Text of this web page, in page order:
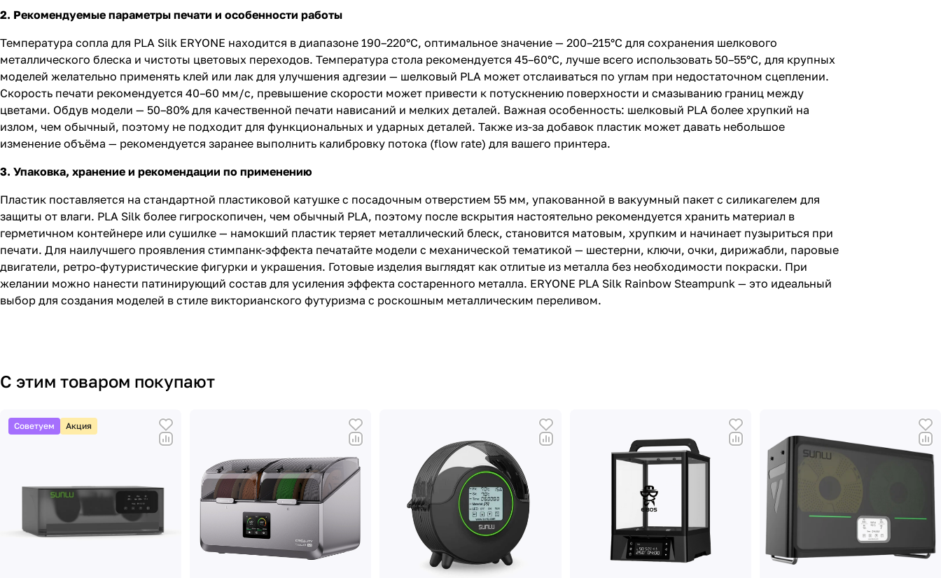
2. Рекомендуемые параметры печати и особенности работы
Температура сопла для PLA Silk ERYONE находится в диапазоне 190–220°C, оптимальное значение — 200–215°C для сохранения шелкового
металлического блеска и чистоты цветовых переходов. Температура стола рекомендуется 45–60°C, лучше всего использовать 50–55°C, для крупных
моделей желательно применять клей или лак для улучшения адгезии — шелковый PLA может отслаиваться по углам при недостаточном сцеплении.
Скорость печати рекомендуется 40–60 мм/с, превышение скорости может привести к потускнению поверхности и смазыванию границ между
цветами. Обдув модели — 50–80% для качественной печати нависаний и мелких деталей. Важная особенность: шелковый PLA более хрупкий на
излом, чем обычный, поэтому не подходит для функциональных и ударных деталей. Также из-за добавок пластик может давать небольшое
изменение объёма — рекомендуется заранее выполнить калибровку потока (flow rate) для вашего принтера.
3. Упаковка, хранение и рекомендации по применению
Пластик поставляется на стандартной пластиковой катушке с посадочным отверстием 55 мм, упакованной в вакуумный пакет с силикагелем для
защиты от влаги. PLA Silk более гигроскопичен, чем обычный PLA, поэтому после вскрытия настоятельно рекомендуется хранить материал в
герметичном контейнере или сушилке — намокший пластик теряет металлический блеск, становится матовым, хрупким и начинает пузыриться при
печати. Для наилучшего проявления стимпанк-эффекта печатайте модели с механической тематикой — шестерни, ключи, очки, дирижабли, паровые
двигатели, ретро-футуристические фигурки и украшения. Готовые изделия выглядят как отлитые из металла без необходимости покраски. При
желании можно нанести патинирующий состав для усиления эффекта состаренного металла. ERYONE PLA Silk Rainbow Steampunk — это идеальный
выбор для создания моделей в стиле викторианского футуризма с роскошным металлическим переливом.
С этим товаром покупают
Советуем Акция